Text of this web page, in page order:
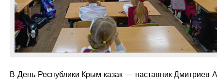
В День Республики Крым казак — наставник Дмитриев